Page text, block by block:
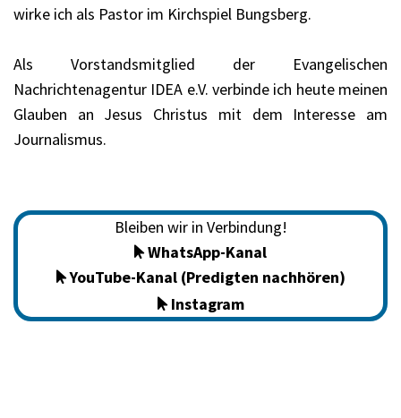
wirke ich als Pastor im Kirchspiel Bungsberg.
Als Vorstandsmitglied der Evangelischen
Nachrichtenagentur IDEA e.V. verbinde ich heute meinen
Glauben an Jesus Christus mit dem Interesse am
Journalismus.
Bleiben wir in Verbindung!
WhatsApp-Kanal
YouTube-Kanal (Predigten nachhören)
Instagram